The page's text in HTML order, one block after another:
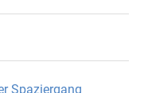
Spaziergang